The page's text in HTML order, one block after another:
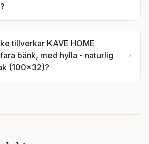
?
tillverkar KAVE HOME
bänk, med hylla - naturlig
(100x32)?